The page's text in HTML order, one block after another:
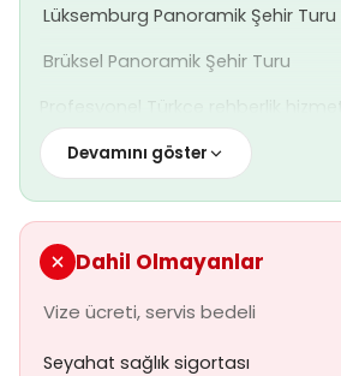
Lüksemburg Panoramik Şehir Turu
Brüksel Panoramik Şehir Turu
TURSAB mesleki sorumluluk sigortası
Devamını göster
Dahil Olmayanlar
Vize ücreti, servis bedeli
Seyahat sağlık sigortası